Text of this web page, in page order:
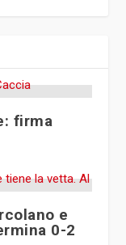
firma
e
0-2